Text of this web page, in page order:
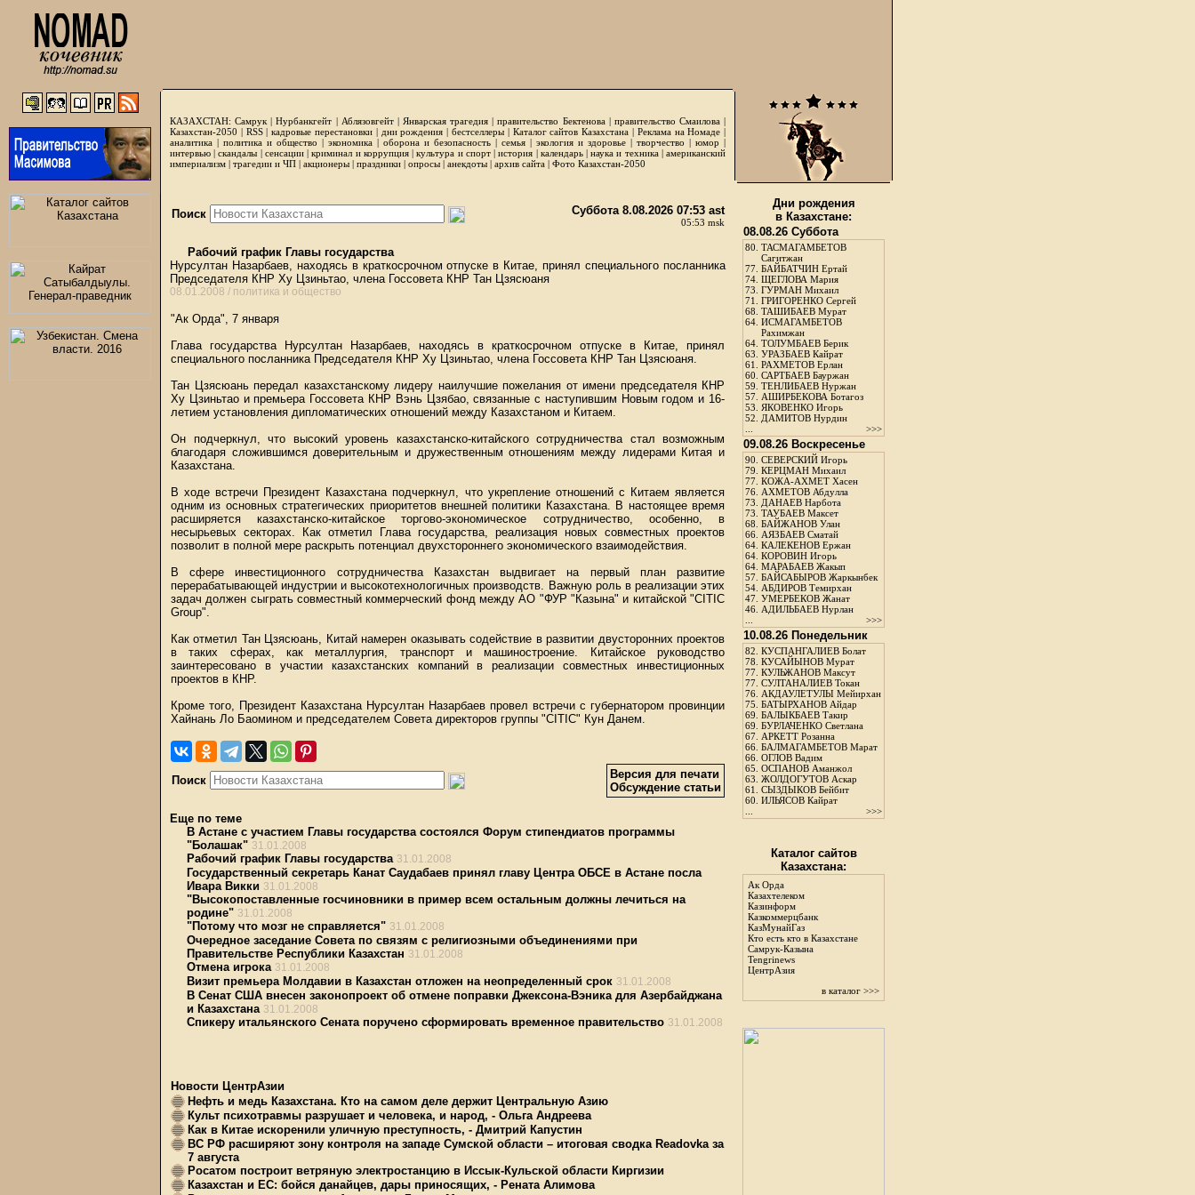
КАЗАХСТАН: Самрук |Нурбанкгейт | Аблязовгейт| Январская трагедия |правительство Бектенова| правительство Смаилова|
Казахстан-2050 | RSS|кадровые перестановки| дни рождения | бестселлеры| Каталог сайтов Казахстана | Реклама на Номаде |
аналитика | политика и общество | экономика | оборона и безопасность | семья | экология и здоровье | творчество | юмор |
интервью |скандалы | сенсации|криминал и коррупция|культура и спорт|история | календарь|наука и техника|американский
империализм | трагедии и ЧП | акционеры | праздники | опросы | анекдоты | архив сайта | Фото Казахстан-2050
Поиск Суббота 8.08.2026 07:53 ast
05:53 msk
Рабочий график Главы государства
Нурсултан Назарбаев, находясь в краткосрочном отпуске в Китае, принял специального посланника
Председателя КНР Ху Цзиньтао, члена Госсовета КНР Тан Цзясюаня
08.01.2008 / политика и общество
"Ак Орда", 7 января
Глава государства Нурсултан Назарбаев, находясь в краткосрочном отпуске в Китае, принял
специального посланника Председателя КНР Ху Цзиньтао, члена Госсовета КНР Тан Цзясюаня.
Тан Цзясюань передал казахстанскому лидеру наилучшие пожелания от имени председателя КНР
Ху Цзиньтао и премьера Госсовета КНР Вэнь Цзябао, связанные с наступившим Новым годом и 16-
летием установления дипломатических отношений между Казахстаном и Китаем.
Он подчеркнул, что высокий уровень казахстанско-китайского сотрудничества стал возможным
благодаря сложившимся доверительным и дружественным отношениям между лидерами Китая и
Казахстана.
В ходе встречи Президент Казахстана подчеркнул, что укрепление отношений с Китаем является
одним из основных стратегических приоритетов внешней политики Казахстана. В настоящее время
расширяется казахстанско-китайское торгово-экономическое сотрудничество, особенно, в
несырьевых секторах. Как отметил Глава государства, реализация новых совместных проектов
позволит в полной мере раскрыть потенциал двухстороннего экономического взаимодействия.
В сфере инвестиционного сотрудничества Казахстан выдвигает на первый план развитие
перерабатывающей индустрии и высокотехнологичных производств. Важную роль в реализации этих
задач должен сыграть совместный коммерческий фонд между АО "ФУР "Казына" и китайской "CITIC
Group".
Как отметил Тан Цзясюань, Китай намерен оказывать содействие в развитии двусторонних проектов
в таких сферах, как металлургия, транспорт и машиностроение. Китайское руководство
заинтересовано в участии казахстанских компаний в реализации совместных инвестиционных
проектов в КНР.
Кроме того, Президент Казахстана Нурсултан Назарбаев провел встречи с губернатором провинции
Хайнань Ло Баомином и председателем Совета директоров группы "CITIC" Кун Данем.
Поиск
Версия для печати
Обсуждение статьи
Еще по теме
В Астане с участием Главы государства состоялся Форум стипендиатов программы
"Болашак" 31.01.2008
Рабочий график Главы государства 31.01.2008
Государственный секретарь Канат Саудабаев принял главу Центра ОБСЕ в Астане посла
Ивара Викки 31.01.2008
"Высокопоставленные госчиновники в пример всем остальным должны лечиться на
родине" 31.01.2008
"Потому что мозг не справляется" 31.01.2008
Очередное заседание Совета по связям с религиозными объединениями при
Правительстве Республики Казахстан 31.01.2008
Отмена игрока 31.01.2008
Визит премьера Молдавии в Казахстан отложен на неопределенный срок 31.01.2008
В Сенат США внесен законопроект об отмене поправки Джексона-Вэника для Азербайджана
и Казахстана 31.01.2008
Спикеру итальянского Сената поручено сформировать временное правительство 31.01.2008
Новости ЦентрАзии
Нефть и медь Казахстана. Кто на самом деле держит Центральную Азию
Культ психотравмы разрушает и человека, и народ, - Ольга Андреева
Как в Китае искоренили уличную преступность, - Дмитрий Капустин
ВС РФ расширяют зону контроля на западе Сумской области – итоговая сводка Readovka за
7 августа
Росатом построит ветряную электростанцию в Иссык-Кульской области Киргизии
Казахстан и ЕС: бойся данайцев, дары приносящих, - Рената Алимова
Дни рождения
в Казахстане:
08.08.26 Суббота
80. ТАСМАГАМБЕТОВ
Сагитжан
77. БАЙБАТЧИН Ертай
74. ЩЕГЛОВА Мария
73. ГУРМАН Михаил
71. ГРИГОРЕНКО Сергей
68. ТАШИБАЕВ Мурат
64. ИСМАГАМБЕТОВ
Рахимжан
64. ТОЛУМБАЕВ Берик
63. УРАЗБАЕВ Кайрат
61. РАХМЕТОВ Ерлан
60. САРТБАЕВ Бауржан
59. ТЕНЛИБАЕВ Нуржан
57. АШИРБЕКОВА Ботагоз
53. ЯКОВЕНКО Игорь
52. ДАМИТОВ Нурдин
>>>
09.08.26 Воскресенье
90. СЕВЕРСКИЙ Игорь
79. КЕРЦМАН Михаил
77. КОЖА-АХМЕТ Хасен
76. АХМЕТОВ Абдулла
73. ДАНАЕВ Нарбота
73. ТАУБАЕВ Максет
68. БАЙЖАНОВ Улан
66. АЯЗБАЕВ Сматай
64. КАЛЕКЕНОВ Ержан
64. КОРОВИН Игорь
64. МАРАБАЕВ Жакып
57. БАЙСАБЫРОВ Жаркынбек
54. АБДИРОВ Темирхан
47. УМЕРБЕКОВ Жанат
46. АДИЛЬБАЕВ Нурлан
>>>
10.08.26 Понедельник
82. КУСПАНГАЛИЕВ Болат
78. КУСАЙЫНОВ Мурат
77. КУЛЬЖАНОВ Максут
77. СУЛТАНАЛИЕВ Токан
76. АКДАУЛЕТУЛЫ Мейирхан
75. БАТЫРХАНОВ Айдар
69. БАЛЫКБАЕВ Такир
69. БУРЛАЧЕНКО Светлана
67. АРКЕТТ Розанна
66. БАЛМАГАМБЕТОВ Марат
66. ОГЛОВ Вадим
65. ОСПАНОВ Аманжол
63. ЖОЛДОГУТОВ Аскар
61. СЫЗДЫКОВ Бейбит
60. ИЛЬЯСОВ Кайрат
>>>
Каталог сайтов
Казахстана:
Ак Орда
Казахтелеком
Казинформ
Казкоммерцбанк
КазМунайГаз
Кто есть кто в Казахстане
Самрук-Казына
Tengrinews
ЦентрАзия
в каталог >>>